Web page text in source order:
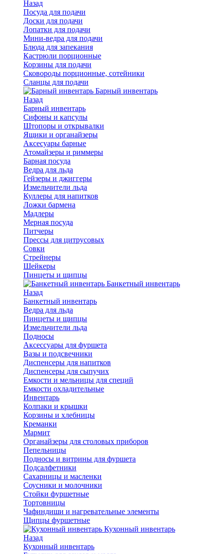
Назад
Посуда для подачи
Доски для подачи
Лопатки для подачи
Мини-ведра для подачи
Блюда для запекания
Кастрюли порционные
Корзины для подачи
Сковороды порционные, сотейники
Сланцы для подачи
Барный инвентарь
Назад
Барный инвентарь
Сифоны и капсулы
Штопоры и открывалки
Ящики и органайзеры
Аксесуары барные
Атомайзеры и риммеры
Барная посуда
Ведра для льда
Гейзеры и джиггеры
Измельчители льда
Куллеры для напитков
Ложки бармена
Мадлеры
Мерная посуда
Питчеры
Прессы для цитрусовых
Совки
Стрейнеры
Шейкеры
Пинцеты и щипцы
Банкетный инвентарь
Назад
Банкетный инвентарь
Ведра для льда
Пинцеты и щипцы
Измельчители льда
Подносы
Аксессуары для фуршета
Вазы и подсвечники
Диспенсеры для напитков
Диспенсеры для сыпучих
Емкости и мельницы для специй
Емкости охладительные
Инвентарь
Колпаки и крышки
Корзины и хлебницы
Креманки
Мармит
Органайзеры для столовых приборов
Пепельницы
Подносы и витрины для фуршета
Подсалфетники
Сахарницы и масленки
Соусники и молочники
Стойки фуршетные
Тортовницы
Чафиндиши и нагревательные элементы
Щипцы фуршетные
Кухонный инвентарь
Назад
Кухонный инвентарь